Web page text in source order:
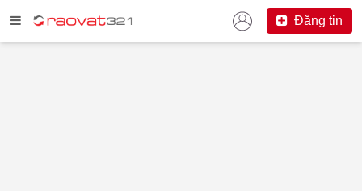
Đăng tin